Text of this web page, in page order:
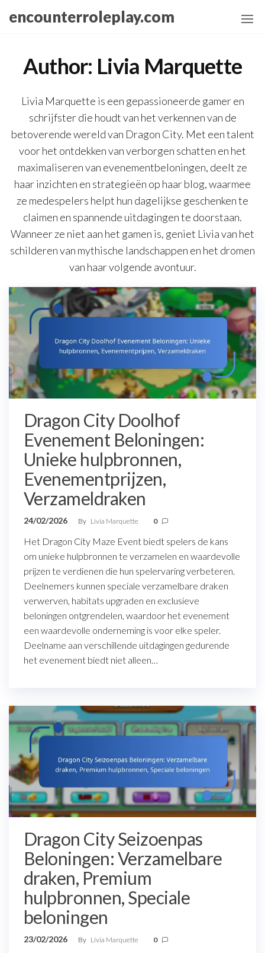
content
encounterroleplay.com
Author: Livia Marquette
Livia Marquette is een gepassioneerde gamer en
schrijfster die houdt van het verkennen van de
betoverende wereld van Dragon City. Met een talent
voor het ontdekken van verborgen schatten en het
maximaliseren van evenementbeloningen, deelt ze
haar inzichten en strategieën op haar blog, waarmee
ze medespelers helpt hun dagelijkse geschenken te
claimen en spannende uitdagingen te doorstaan.
Wanneer ze niet aan het gamen is, geniet Livia van het
schilderen van mythische landschappen en het dromen
van haar volgende avontuur.
Dragon City Doolhof
Evenement Beloningen:
Unieke hulpbronnen,
Evenementprijzen,
Verzameldraken
24/02/2026 By Livia Marquette 0
Het Dragon City Maze Event biedt spelers de kans
om unieke hulpbronnen te verzamelen en waardevolle
prijzen te verdienen die hun spelervaring verbeteren.
Deelnemers kunnen speciale verzamelbare draken
verwerven, habitats upgraden en exclusieve
beloningen ontgrendelen, waardoor het evenement
een waardevolle onderneming is voor elke speler.
Deelname aan verschillende uitdagingen gedurende
het evenement biedt niet alleen…
Dragon City Seizoenpas
Beloningen: Verzamelbare
draken, Premium
hulpbronnen, Speciale
beloningen
23/02/2026 By Livia Marquette 0